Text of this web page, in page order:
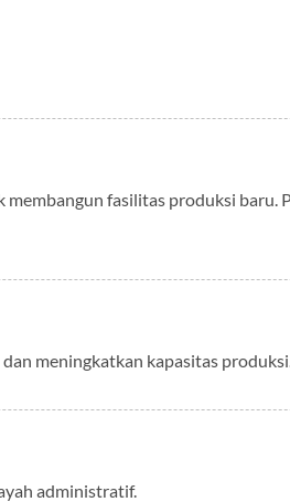
fasilitas produksi baru.
meningkatkan kapasitas
administratif.